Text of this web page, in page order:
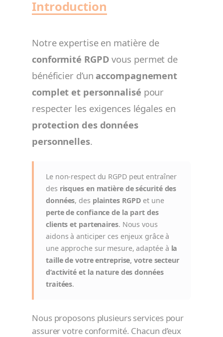
Introduction
Notre expertise en matière de
conformité RGPD vous permet de
bénéficier d’un accompagnement
complet et personnalisé pour
respecter les exigences légales en
protection des données
personnelles.
Le non-respect du RGPD peut entraîner
des risques en matière de sécurité des
données, des plaintes RGPD et une
perte de confiance de la part des
clients et partenaires. Nous vous
aidons à anticiper ces enjeux grâce à
une approche sur mesure, adaptée à la
taille de votre entreprise, votre secteur
d’activité et la nature des données
traitées.
Nous proposons plusieurs services pour
assurer votre conformité. Chacun d’eux